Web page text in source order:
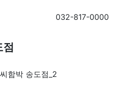
032-817-0000